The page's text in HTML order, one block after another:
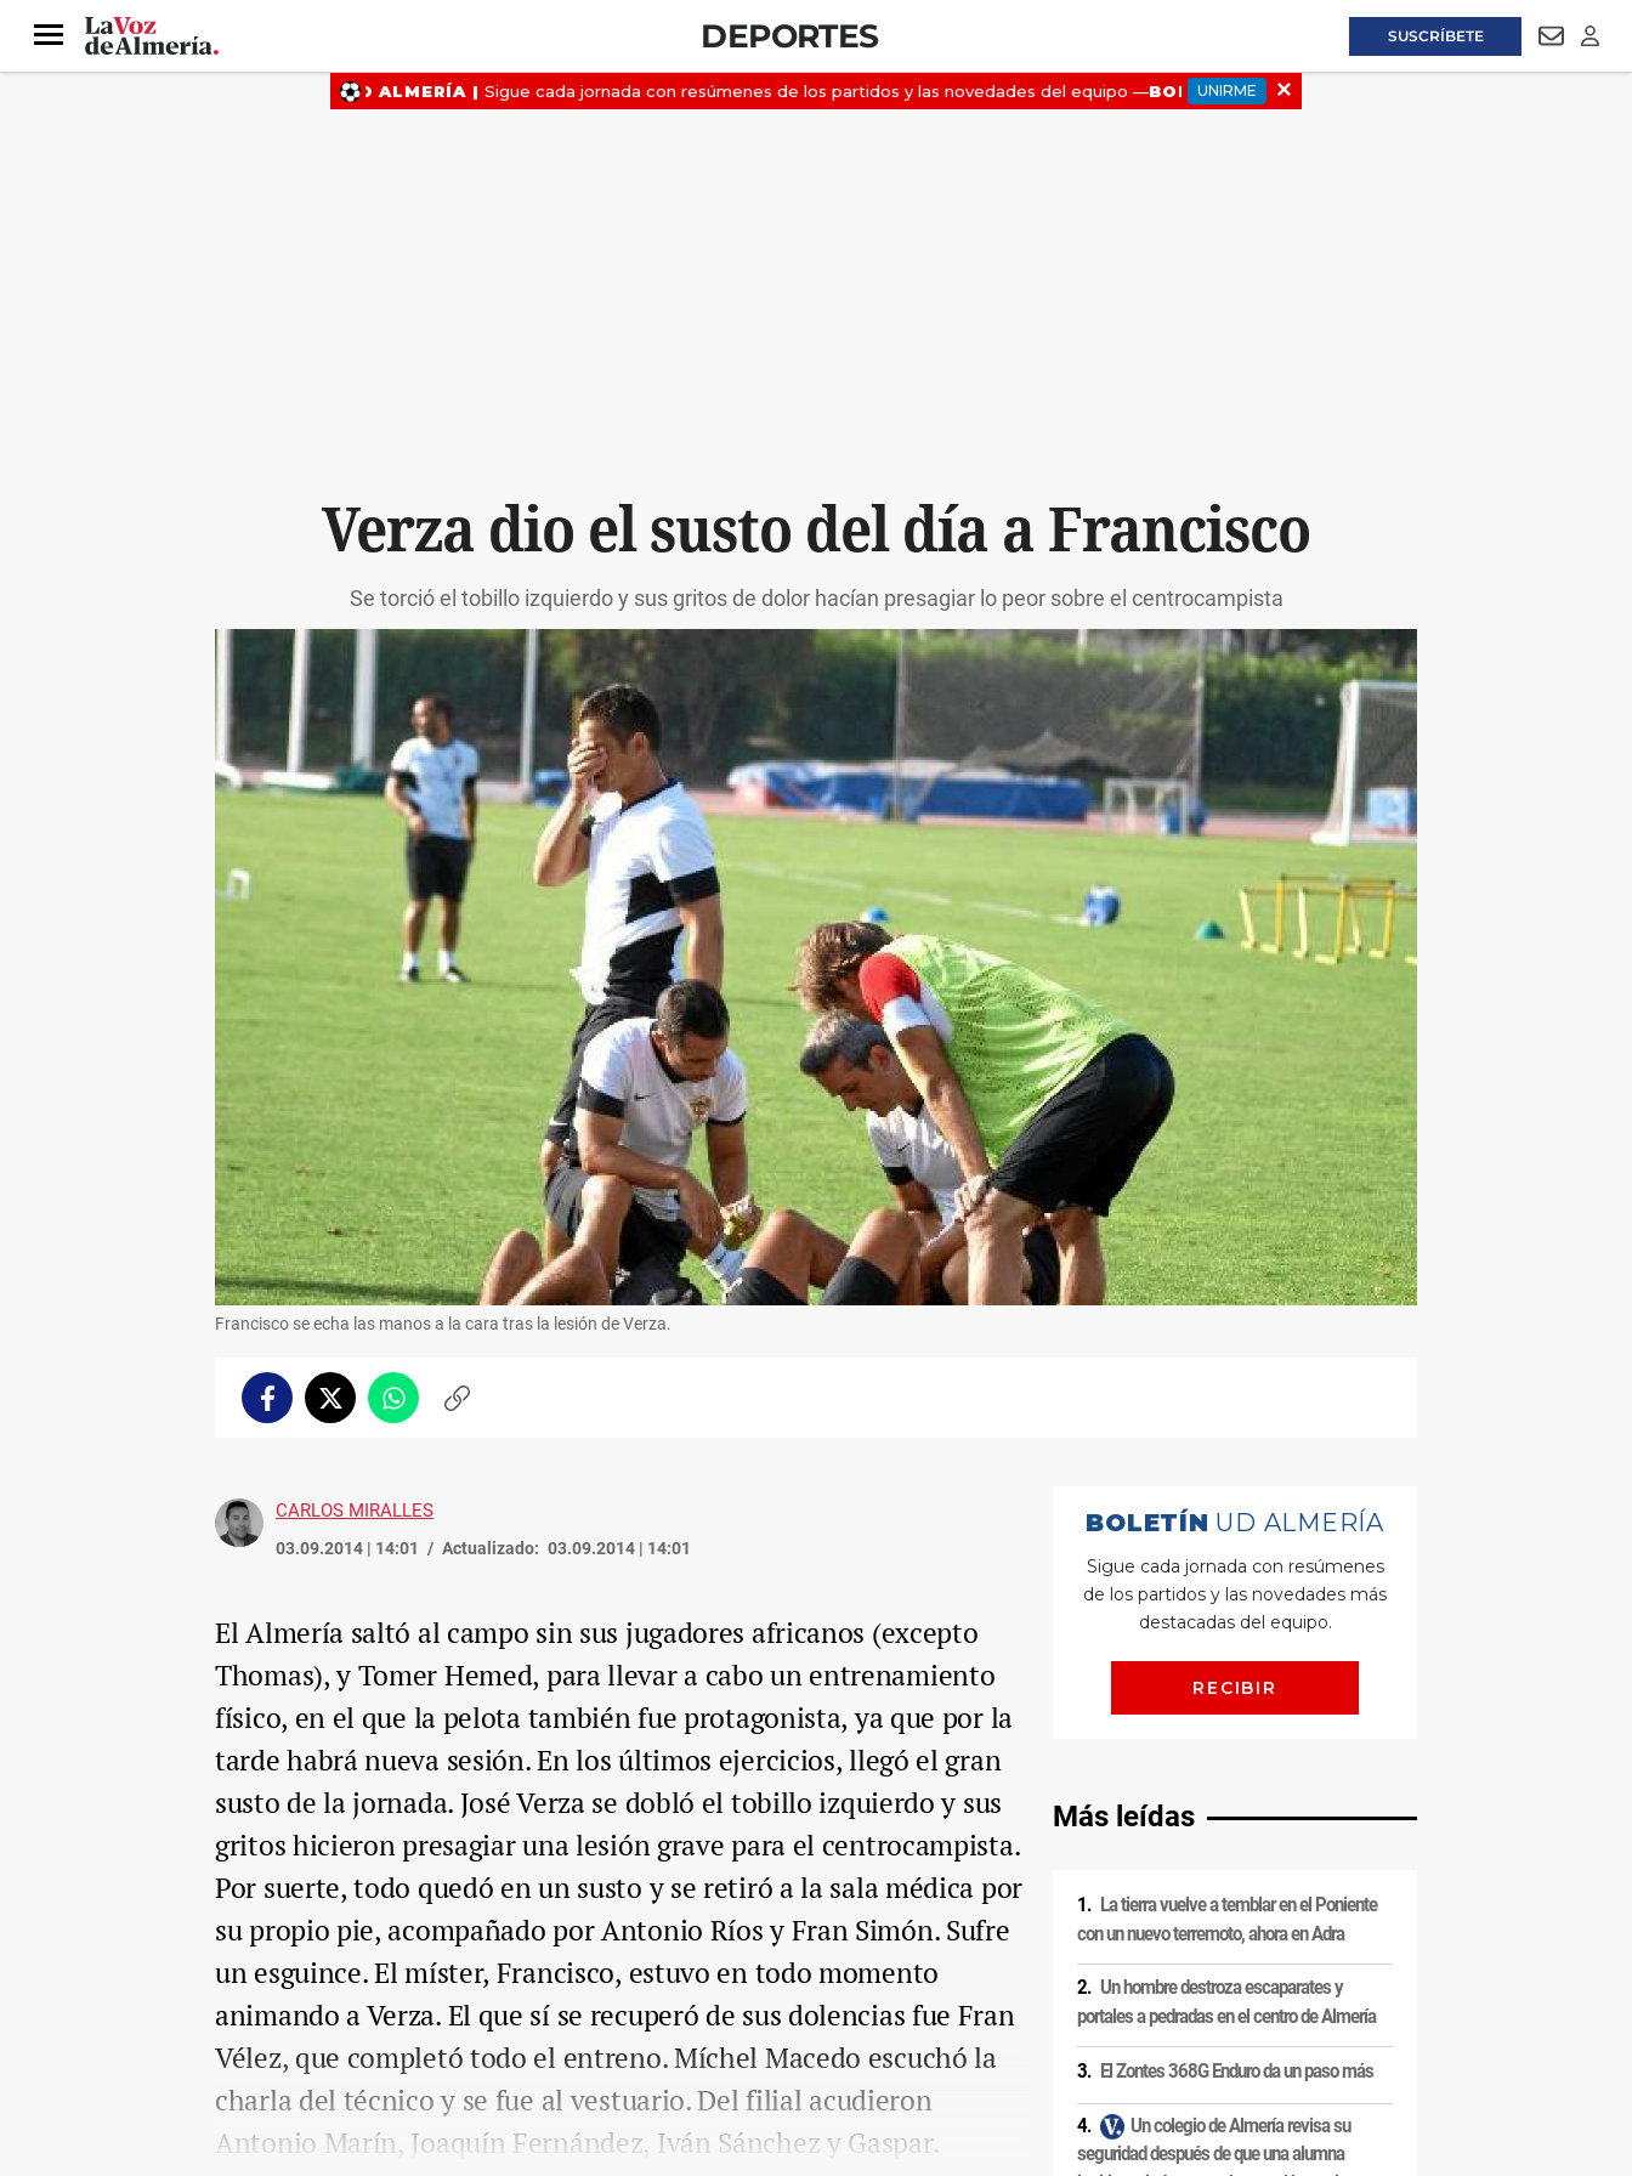
SUSCRÍBETE
Menú DEPORTES
Verza dio el susto del día a Francisco
Se torció el tobillo izquierdo y sus gritos de dolor hacían presagiar lo peor sobre el centrocampista
Francisco se echa las manos a la cara tras la lesión de Verza.
FacebookTwitterWhatsappCopiar
CARLOS MIRALLES
03.09.2014 | 14:01 Actualizado: 03.09.2014 | 14:01
El Almería saltó al campo sin sus jugadores africanos (excepto
Thomas), y Tomer Hemed, para llevar a cabo un entrenamiento
físico, en el que la pelota también fue protagonista, ya que por la
tarde habrá nueva sesión. En los últimos ejercicios, llegó el gran
susto de la jornada. José Verza se dobló el tobillo izquierdo y sus
gritos hicieron presagiar una lesión grave para el centrocampista.
Por suerte, todo quedó en un susto y se retiró a la sala médica por
su propio pie, acompañado por Antonio Ríos y Fran Simón. Sufre
un esguince. El míster, Francisco, estuvo en todo momento
animando a Verza. El que sí se recuperó de sus dolencias fue Fran
Vélez, que completó todo el entreno. Míchel Macedo escuchó la
charla del técnico y se fue al vestuario. Del filial acudieron
Antonio Marín, Joaquín Fernández, Iván Sánchez y Gaspar.
Más leídas
La tierra vuelve a temblar en el Poniente
con un nuevo terremoto, ahora en Adra
Un hombre destroza escaparates y
portales a pedradas en el centro de Almería
El Zontes 368G Enduro da un paso más
Un colegio de Almería revisa su
seguridad después de que una alumna